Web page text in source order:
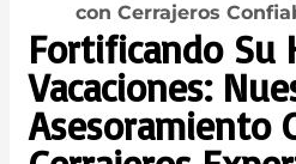
con Cerrajeros
Fortificando Su
Vacaciones:
Asesoramiento